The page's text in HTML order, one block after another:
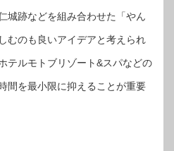
城跡などを組み合わせた「やん
むのも良いアイデアと考えられ
テルモトブリゾート&スパなどの
間を最小限に抑えることが重要